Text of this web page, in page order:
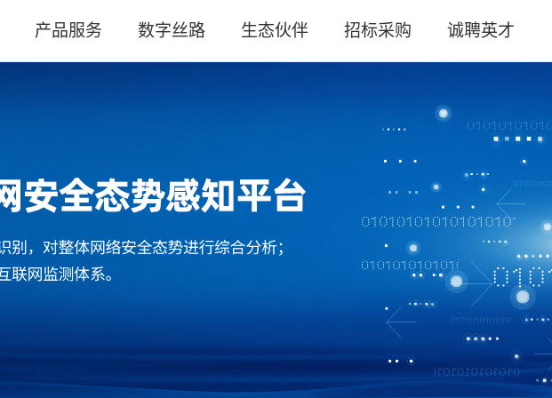
产品服务 数字丝路 生态伙伴 招标采购 诚聘英才